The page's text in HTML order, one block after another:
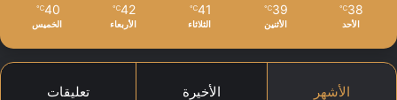
38
℃
الأحد
39
℃
الأثنين
41
℃
الثلاثاء
42
℃
الأربعاء
40
℃
الخميس
الأشهر الأخيرة تعليقات